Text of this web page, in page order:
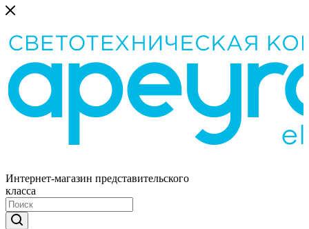
Интернет-магазин представительского
класса